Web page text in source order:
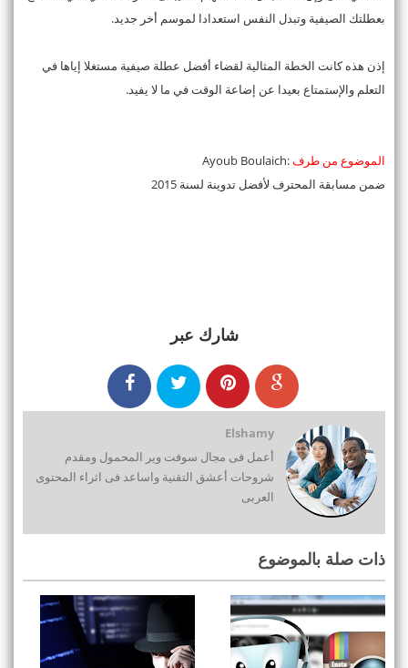
بعطلتك الصيفية وتبدل النفس استعدادا لموسم أخر جديد.
إذن هذه كانت الخطة المثالية لقضاء أفضل عطلة صيفية مستغلا إياها في
التعلم والإستمتاع بعيدا عن إضاعة الوقت في ما لا يفيد.
الموضوع من طرف:Ayoub Boulaich
ضمن مسابقة المحترف لأفضل تدوينة لسنة 2015
شارك عبر
Elshamy
أعمل فى مجال سوفت وير المحمول ومقدم
شروحات أعشق التقنية واساعد فى اثراء المحتوى
العربى
ذات صلة بالموضوع